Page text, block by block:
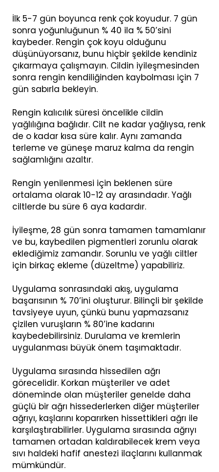
İlk 5-7 gün boyunca renk çok koyudur. 7 gün
sonra yoğunluğunun % 40 ila % 50’sini
kaybeder. Rengin çok koyu olduğunu
düşünüyorsanız, bunu hiçbir şekilde kendiniz
çıkarmaya çalışmayın. Cildin iyileşmesinden
sonra rengin kendiliğinden kaybolması için 7
gün sabırla bekleyin.
Rengin kalıcılık süresi öncelikle cildin
yağlılığına bağlıdır. Cilt ne kadar yağlıysa, renk
de o kadar kısa süre kalır. Aynı zamanda
terleme ve güneşe maruz kalma da rengin
sağlamlığını azaltır.
Rengin yenilenmesi için beklenen süre
ortalama olarak 10-12 ay arasındadır. Yağlı
ciltlerde bu süre 6 aya kadardır.
İyileşme, 28 gün sonra tamamen tamamlanır
ve bu, kaybedilen pigmentleri zorunlu olarak
eklediğimiz zamandır. Sorunlu ve yağlı ciltler
için birkaç ekleme (düzeltme) yapabiliriz.
Uygulama sonrasındaki akış, uygulama
başarısının % 70’ini oluşturur. Bilinçli bir şekilde
tavsiyeye uyun, çünkü bunu yapmazsanız
çizilen vuruşların % 80’ine kadarını
kaybedebilirsiniz. Durulama ve kremlerin
uygulanması büyük önem taşımaktadır.
Uygulama sırasında hissedilen ağrı
görecelidir. Korkan müşteriler ve adet
döneminde olan müşteriler genelde daha
güçlü bir ağrı hissederlerken diğer müşteriler
ağrıyı, kaşlarını koparırken hissettikleri ağrı ile
karşılaştırabilirler. Uygulama sırasında ağrıyı
tamamen ortadan kaldırabilecek krem ​​veya
sıvı haldeki hafif anestezi ilaçlarını kullanmak
mümkündür.